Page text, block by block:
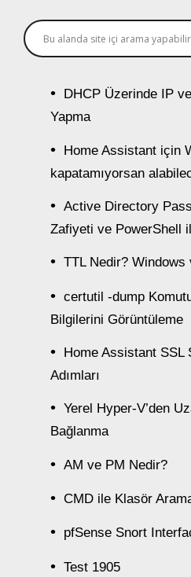
DHCP Üzerinde IP
Yapma
Home Assistant için
kapatamıyorsan
Active Directory
Zafiyeti ve PowerShell
TTL Nedir? Windows
certutil -dump
Bilgilerini Görüntüleme
Home Assistant SSL
Adımları
Yerel Hyper-V’den
Bağlanma
AM ve PM Nedir?
CMD ile Klasör
pfSense Snort
Test 1905